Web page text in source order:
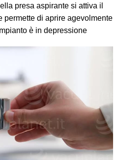
presa aspirante si attiva il
permette di aprire agevolmente
è in depressione